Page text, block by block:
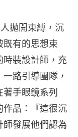
拋開束縛，沉
既有的思想束
時裝設計師，充
路引導團隊，
手眼鏡系列
作品：『這很沉
師發展他們認為